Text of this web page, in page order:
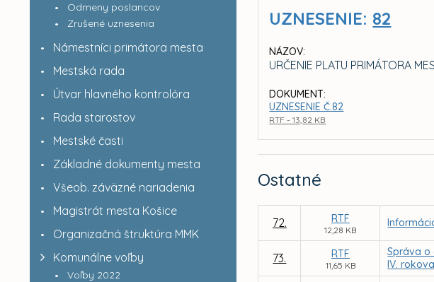
Odmeny poslancov
Zrušené uznesenia
Námestníci primátora mesta
Mestská rada
Útvar hlavného kontrolóra
Rada starostov
Mestské časti
Základné dokumenty mesta
Všeob. záväzné nariadenia
Magistrát mesta Košice
Organizačná štruktúra MMK
Komunálne voľby
Voľby 2022
UZNESENIE: 82
NÁZOV:
URČENIE PLATU PRIMÁTORA
DOKUMENT:
UZNESENIE Č.82
RTF - 13,82 KB
Ostatné
72. RTF
12,28 KB
73. RTF
11,65 KB
Správa o
IV.